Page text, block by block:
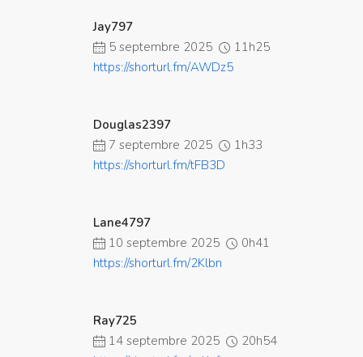
Jay797
5 septembre 2025
11h25
https://shorturl.fm/AWDz5
Douglas2397
7 septembre 2025
1h33
https://shorturl.fm/tFB3D
Lane4797
10 septembre 2025
0h41
https://shorturl.fm/2Klbn
Ray725
14 septembre 2025
20h54